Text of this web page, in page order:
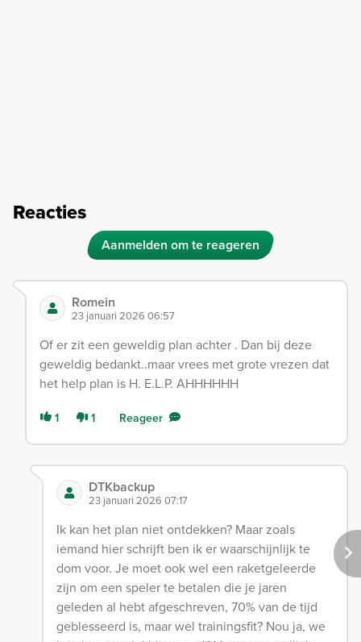
Reacties
Aanmelden om te reageren
Romein
23 januari 2026 06:57
Of er zit een geweldig plan achter . Dan bij deze
geweldig bedankt..maar vrees met grote vrezen dat
het help plan is H. E.L.P. AHHHHHH
1 1 Reageer
DTKbackup
23 januari 2026 07:17
Ik kan het plan niet ontdekken? Maar zoals
iemand hier schrijft ben ik er waarschijnlijk te
dom voor. Je moet ook wel een raketgeleerde
zijn om een speler te betalen die je jaren
geleden al hebt afgeschreven, 70% van de tijd
geblesseerd is, maar wel trainingsfit? Nou ja, we